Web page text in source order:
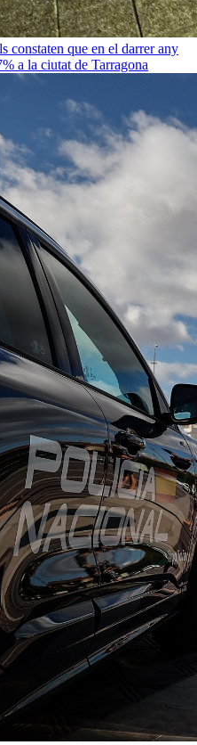
constaten que en el darrer any
a la ciutat de Tarragona